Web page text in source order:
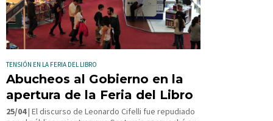
TENSIÓN EN LA FERIA DEL LIBRO
Abucheos al Gobierno en la
apertura de la Feria del Libro
25/04| El discurso de Leonardo Cifelli fue repudiado